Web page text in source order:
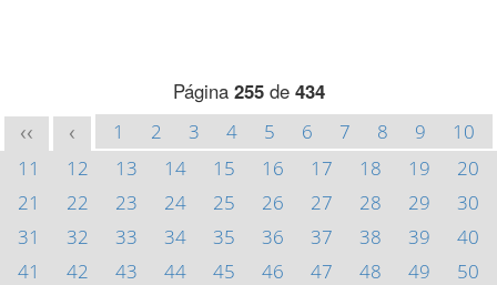
Página 255de 434
<< < 1 2 3 4 5 6 7 8 9
10
11
12 13 14 15 16 17 18 19
20
21
22 23 24 25 26 27 28 29
30
31
32 33 34 35 36 37 38 39
40
41
42 43 44 45 46 47 48 49
50